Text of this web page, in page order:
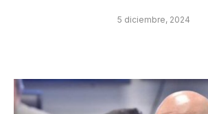
5 diciembre, 2024